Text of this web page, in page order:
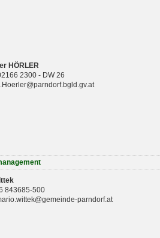
HÖRLER
2300 - DW 26
843685-500
parndorf.at